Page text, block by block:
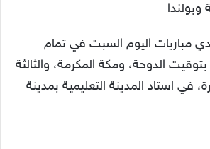
وبولندا
مباريات اليوم السبت في تمام
الدوحة، ومكة المكرمة، والثالثة
في استاد المدينة التعليمية بمدينة